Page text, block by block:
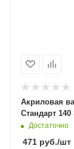
Акриловая
Стандарт 140
Достаточно
471 руб./шт